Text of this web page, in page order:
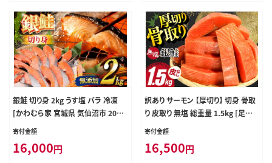
銀鮭 切り身 2kg うす塩 バラ 冷凍
[かわむら家 宮城県 気仙沼市 2056
5445] 鮭 サケ さけ シャケ サーモン
切身 海鮮 魚介 魚 弁当 おかず 惣菜
チリ銀鮭 低塩 カマ ハラス 訳あり 不
寄付金額
16,000円
訳あり サーモン 【厚切り】 切身 骨取
り 皮取り 無塩 総重量 1.5kg [足利
本店 宮城県 気仙沼市 20565973]
魚 魚介類 冷凍 鮭 海鮮 魚介 規格外
不揃い さけ サケ 鮭切身 シャケ 切り
寄付金額
16,500円